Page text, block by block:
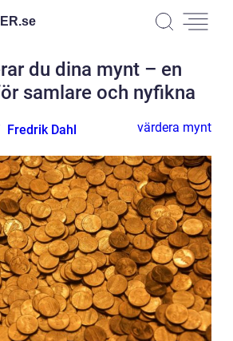
se
du dina mynt – en
samlare och nyfikna
Fredrik Dahl värdera mynt